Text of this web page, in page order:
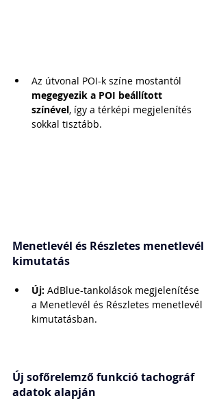
Az útvonal POI-k színe mostantól
megegyezik a POI beállított
színével, így a térképi megjelenítés
sokkal tisztább.
Menetlevél és Részletes menetlevél
kimutatás
Új: AdBlue-tankolások megjelenítése
a Menetlevél és Részletes menetlevél
kimutatásban.
Új sofőrelemző funkció tachográf
adatok alapján